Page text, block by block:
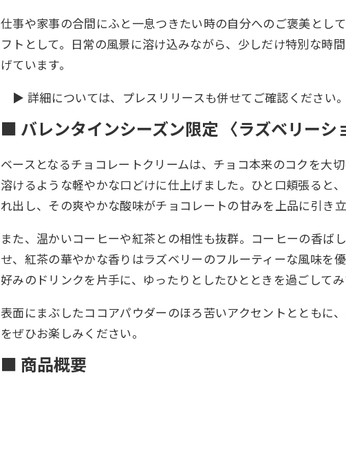
仕事や家事の合間にふと一息つきたい時の自分へのご褒美とし
フトとして。日常の風景に溶け込みながら、少しだけ特別な時
げています。
▶︎ 詳細については、 プレスリリースも併せてご確認ください。
■ バレンタインシーズン限定 〈ラズベリーシ
ベースとなるチョコレートクリームは、チョコ本来のコクを大
溶けるような軽やかな口どけに仕上げました。ひと口頬張ると
れ出し、その爽やかな酸味がチョコレートの甘みを上品に引き立
また、温かいコーヒーや紅茶との相性も抜群。コーヒーの香ば
せ、紅茶の華やかな香りはラズベリーのフルーティーな風味を
好みのドリンクを片手に、ゆったりとしたひとときを過ごしてみ
表面にまぶしたココアパウダーのほろ苦いアクセントとともに
をぜひお楽しみください。
■ 商品概要